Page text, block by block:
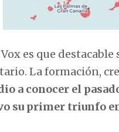
es que
La formación,
a conocer el
su primer triunfo